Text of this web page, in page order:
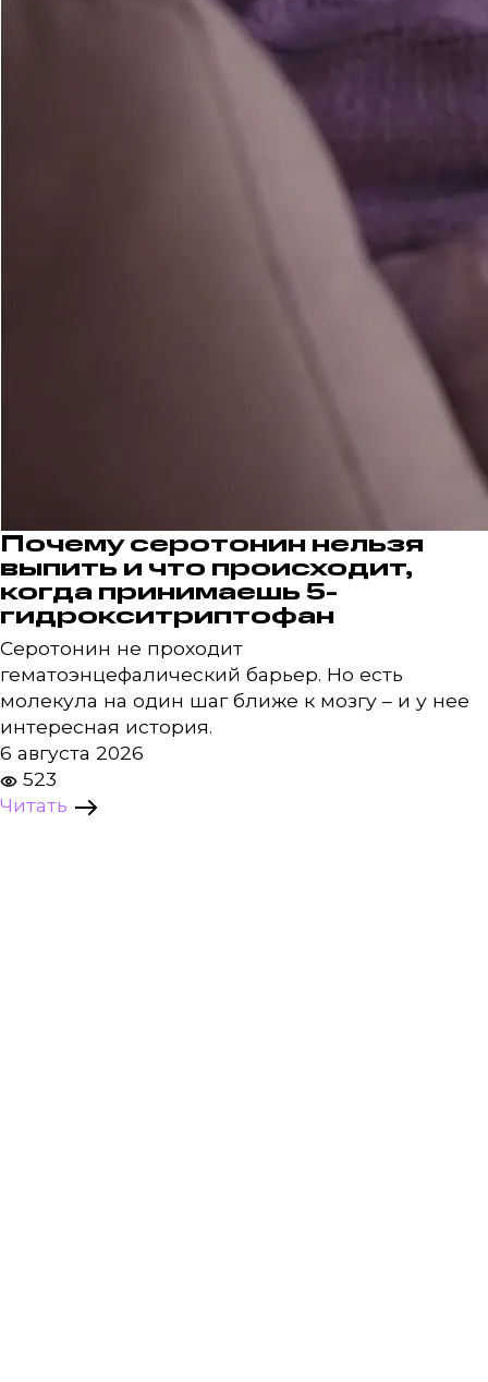
Почему серотонин нельзя
выпить и что происходит,
когда принимаешь 5-
гидрокситриптофан
Серотонин не проходит
гематоэнцефалический барьер. Но есть
молекула на один шаг ближе к мозгу – и у нее
интересная история.
6 августа 2026
523
Читать